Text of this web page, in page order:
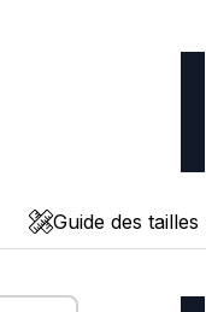
Guide des tailles